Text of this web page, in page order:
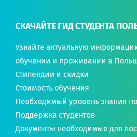
СКАЧАЙТЕ ГИД СТУДЕНТА
Узнайте актуальную
обучении и проживании в
Стипендии и скидки
Стоимость обучения
Необходимый уровень знания
Поддержка студентов
Документы необходимые для